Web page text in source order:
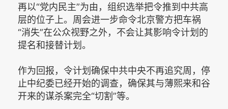
再以“党内民主”为由，组织选举把令推到中共高
层的位子上。周会进一步命令北京警方把车祸
“消失”在公众视野之外，不会让其影响令计划的
提名和接替计划。
作为回报，令计划确保中共中央不再追究周，停
止中纪委已经开始的调查，确保其与薄熙来和谷
开来的谋杀案完全“切割”等。